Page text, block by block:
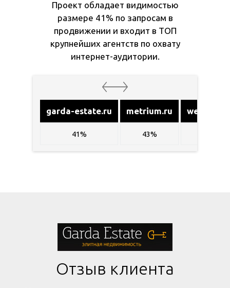
Проект обладает видимостью
размере 41% по запросам в
продвижении и входит в ТОП
крупнейших агентств по охвату
интернет-аудитории.
garda-estate.ru metrium.ru
41% 43%
Отзыв клиента